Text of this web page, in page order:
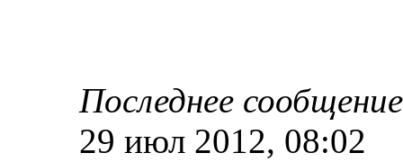
Последнее
29 июл 2012, 08:02